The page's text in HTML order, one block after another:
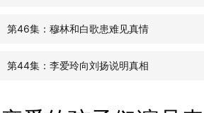
第46集：穆林和白歌患难见真情
第44集：李爱玲向刘扬说明真相